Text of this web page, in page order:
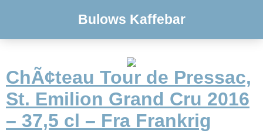
Bulows Kaffebar
ChÃ¢teau Tour de Pressac,
St. Emilion Grand Cru 2016
– 37,5 cl – Fra Frankrig